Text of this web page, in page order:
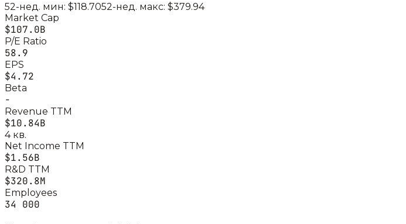
52-нед. мин: $118.7052-нед. макс: $379.94
Market Cap
$107.0B
P/E Ratio
58.9
EPS
$4.72
Beta
-
Revenue TTM
$10.84B
4 кв.
Net Income TTM
$1.56B
R&D TTM
$320.8M
Employees
34 000